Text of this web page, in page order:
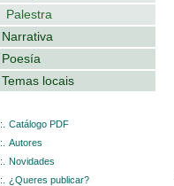
Palestra
Narrativa
Poesía
Temas locais
:.
Catálogo PDF
:.
Autores
:.
Novidades
:.
¿Queres publicar?